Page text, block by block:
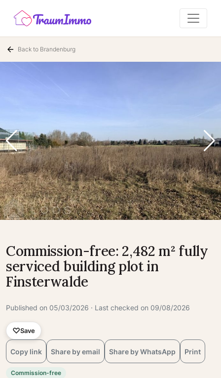
Back to Brandenburg
Commission-free: 2,482 m² fully
serviced building plot in
Finsterwalde
Published on 05/03/2026 · Last checked on 09/08/2026
Save
Copy link Share by email Share by WhatsApp Print
Commission-free